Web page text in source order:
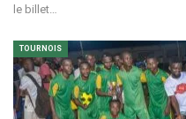
le billet…
TOURNOIS